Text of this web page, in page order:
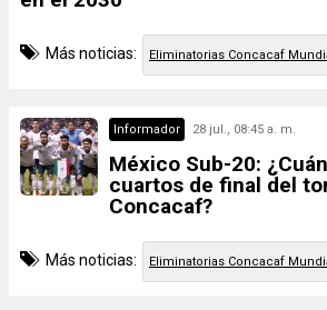
Más noticias: Eliminatorias Concacaf
Informador 28 jul., 08:45 a. m.
México Sub-20:
cuartos de final del
Concacaf?
Más noticias: Eliminatorias Concacaf